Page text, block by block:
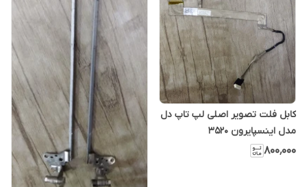
کابل فلت تصویر اصلی لپ تاپ دل
مدل اینسپایرون 3520
۸۰۰٬۰۰۰